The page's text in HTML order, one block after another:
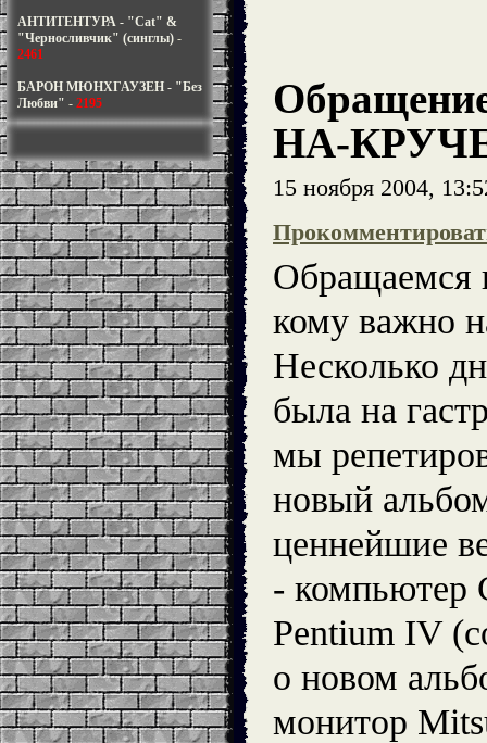
АНТИТЕНТУРА - "Cat" &
"Черносливчик" (синглы) -
2461
БАРОН МЮНХГАУЗЕН - "Без
Любви" - 2195
НА-
15 ноября 2004,
Обращаемся
кому важно
Несколько
была на
мы
новый
ценнейшие
- компьютер
Pentium IV
о новом
монитор